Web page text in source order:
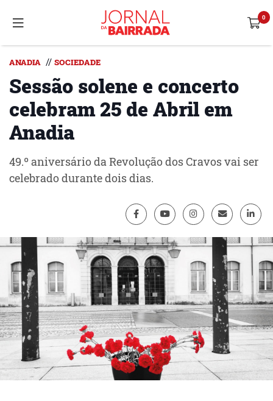
ANADIA // SOCIEDADE
Sessão solene e concerto
celebram 25 de Abril em
Anadia
49.º aniversário da Revolução dos Cravos vai ser
celebrado durante dois dias.